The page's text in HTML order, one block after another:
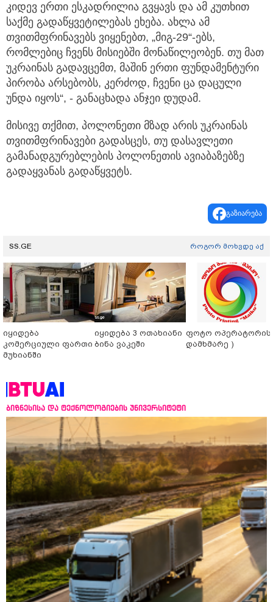
კიდევ ერთი ესკადრილია გვყავს და ამ კუთხით
საქმე გადაწყვეტილებას ეხება. ახლა ამ
თვითმფრინავებს ვიყენებთ, „მიგ-29“-ებს,
რომლებიც ჩვენს მისიებში მონაწილეობენ. თუ მათ
უკრაინას გადავცემთ, მაშინ ერთი ფუნდამენტური
პირობა არსებობს, კერძოდ, ჩვენი ცა დაცული
უნდა იყოს“, - განაცხადა ანჯეი დუდამ.
მისივე თქმით, პოლონეთი მზად არის უკრაინას
თვითმფრინავები გადასცეს, თუ დასავლეთი
გამანადგურებლების პოლონეთის ავიაბაზებზე
გადაყვანას გადაწყვეტს.
გაზიარება
SS.GE როგორ მოხვდე აქ
იყიდება
კომერციული ფართი
მუხიანში
იყიდება 3 ოთახიანი
ბინა ვაკეში
ფოტო ოპერატორის
დამხმარე )
ბიზნესისა და ტექნოლოგიების უნივერსიტეტი